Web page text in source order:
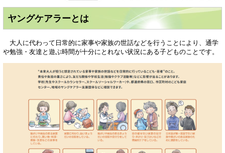
ヤングケアラーとは
大人に代わって日常的に家事や家族の世話などを行うことにより、通学
や勉強・友達と遊ぶ時間が十分にとれない状況にある子どものことです。